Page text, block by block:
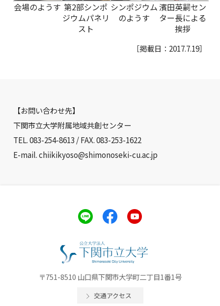
会場のようす 第2部シンポ
ジウムパネリ
スト
シンポジウム
のようす
濱田英嗣セン
ター長による
挨拶
［掲載日：2017.7.19］
【お問い合わせ先】
下関市立大学附属地域共創センター
TEL. 083-254-8613 / FAX. 083-253-1622
E-mail. chiikikyoso@shimonoseki-cu.ac.jp
〒751-8510 山口県下関市大学町二丁目1番1号
交通アクセス